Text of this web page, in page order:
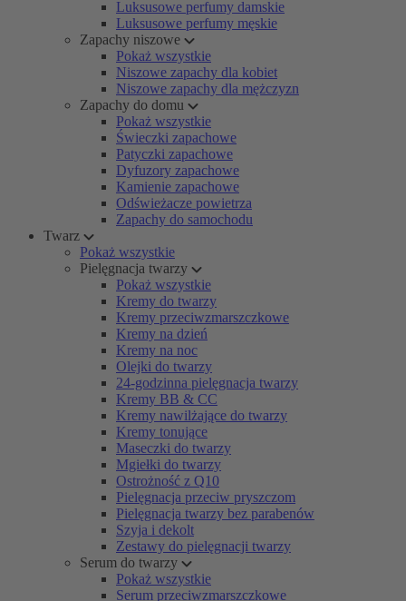
Luksusowe perfumy damskie
Luksusowe perfumy męskie
Zapachy niszowe
Pokaż wszystkie
Niszowe zapachy dla kobiet
Niszowe zapachy dla mężczyzn
Zapachy do domu
Pokaż wszystkie
Świeczki zapachowe
Patyczki zapachowe
Dyfuzory zapachowe
Kamienie zapachowe
Odświeżacze powietrza
Zapachy do samochodu
Twarz
Pokaż wszystkie
Pielęgnacja twarzy
Pokaż wszystkie
Kremy do twarzy
Kremy przeciwzmarszczkowe
Kremy na dzień
Kremy na noc
Olejki do twarzy
24-godzinna pielęgnacja twarzy
Kremy BB & CC
Kremy nawilżające do twarzy
Kremy tonujące
Maseczki do twarzy
Mgiełki do twarzy
Ostrożność z Q10
Pielęgnacja przeciw pryszczom
Pielęgnacja twarzy bez parabenów
Szyja i dekolt
Zestawy do pielęgnacji twarzy
Serum do twarzy
Pokaż wszystkie
Serum przeciwzmarszczkowe